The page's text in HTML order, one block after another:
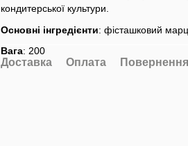
кондитерської культури.
Основні інгредієнти: фісташковий
Вага: 200
Доставка Оплата Повернення